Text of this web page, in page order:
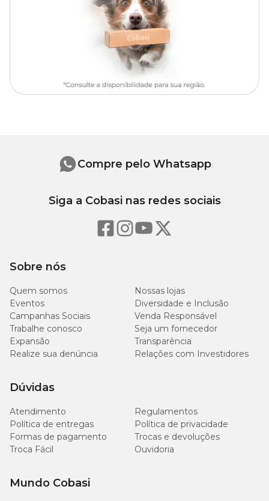
Repetir a aplicação após 14 dias.
Para carregar o banheiro usar 4 litros de Triatox para cada 1.000
Fazer a recarga a cada 500 litros de queda no volume do banheiro
Repetir o banho após 10 dias usando calda nova.
Período de carência (Bovinos)
Abate – O abate dos animais tratados somente deve ser realizado
3 dias após a última aplicação.
– O leite dos animais tratados não deve ser destinado ao
Triatox Pulverização contém um composto do grupo químico
diamidina de baixa toxicidade.
Sobre nós
Quem somos
Nossas lojas
Eventos
Diversidade e Inclusão
Campanhas Sociais
Venda Responsável
Trabalhe conosco
Seja um fornecedor
Expansão
Transparência
Realize sua denúncia
Relações com Investidores
Dúvidas
Atendimento
Regulamentos
Política de entregas
Política de privacidade
Formas de pagamento
Trocas e devoluções
Troca Fácil
Ouvidoria
Mundo Cobasi
Compre pelo Whatsapp
Siga a Cobasi nas redes sociais